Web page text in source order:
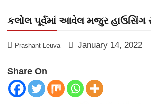
કલોલ પૂર્વમાં આવેલ મજુર હાઉસિંગ
Prashant Leuva January 14, 2022
Share On